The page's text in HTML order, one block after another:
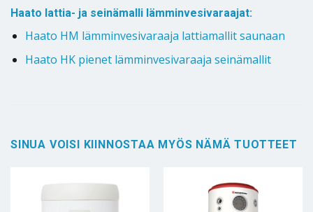
Haato lattia- ja seinämalli lämminvesivaraajat:
Haato HM lämminvesivaraaja lattiamallit saunaan
Haato HK pienet lämminvesivaraaja seinämallit
SINUA VOISI KIINNOSTAA MYÖS NÄMÄ TUOTTEET